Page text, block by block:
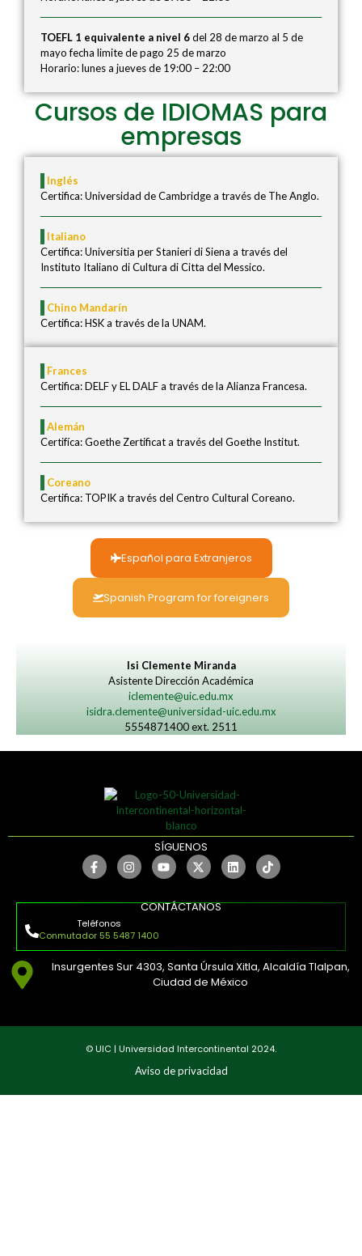
TOEFL 1 equivalente a nivel 6del 28 de marzo al 5 de
mayo fecha limite de pago 25 de marzo
Horario: lunes a jueves de 19:00 – 22:00
Cursos de IDIOMAS para
empresas
Inglés
Certifica: Universidad de Cambridge a través de The Anglo.
Italiano
Certifica: Universitia per Stanieri di Siena a través del
Instituto Italiano di Cultura di Citta del Messico.
Chino Mandarín
Certifica: HSK a través de la UNAM.
Frances
Certifica: DELF y EL DALF a través de la Alianza Francesa.
Alemán
Certifíca: Goethe Zertificat a través del Goethe Institut.
Coreano
Certifica: TOPIK a través del Centro Cultural Coreano.
Español para Extranjeros
Spanish Program for foreigners
Isi Clemente Miranda
Asistente Dirección Académica
iclemente@uic.edu.mx
isidra.clemente@universidad-uic.edu.mx
5554871400 ext. 2511
SÍGUENOS
CONTÁCTANOS
Teléfonos
Conmutador 55 5487 1400
Insurgentes Sur 4303, Santa Úrsula Xitla, Alcaldía Tlalpan,
Ciudad de México
© UIC | Universidad Intercontinental 2024.
Aviso de privacidad